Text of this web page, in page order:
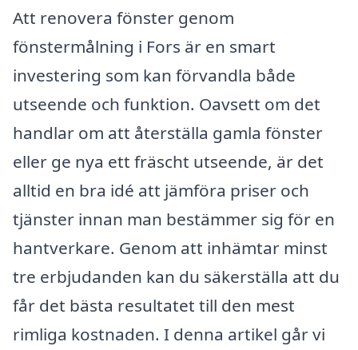
Att renovera fönster genom
fönstermålning i Fors är en smart
investering som kan förvandla både
utseende och funktion. Oavsett om det
handlar om att återställa gamla fönster
eller ge nya ett fräscht utseende, är det
alltid en bra idé att jämföra priser och
tjänster innan man bestämmer sig för en
hantverkare. Genom att inhämtar minst
tre erbjudanden kan du säkerställa att du
får det bästa resultatet till den mest
rimliga kostnaden. I denna artikel går vi